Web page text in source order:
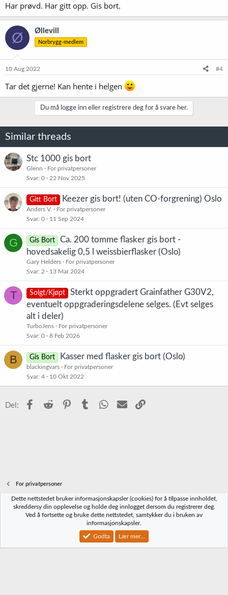
Har prøvd. Har gitt opp. Gis bort.
Ø Øllevill
Norbrygg-medlem
10 Aug 2022 #4
Tar det gjerne! Kan hente i helgen
Du må logge inn eller registrere deg for å svare her.
Similar threads
Stc 1000 gis bort
Glenn
For privatpersoner
Svar 0 22 Nov 2025
Gitt Bort Keezer gis bort! (uten CO-forgrening) Oslo
Anders V.
For privatpersoner
Svar 0 11 Sep 2024
G Gis Bort
Ca. 200 tomme flasker gis bort -
hovedsakelig 0,5 l weissbierflasker (Oslo)
Gary Helders
For privatpersoner
Svar 2 13 Mar 2024
T Solgt/Kjøpt
Sterkt oppgradert Grainfather G30V2,
eventuelt oppgraderingsdelene selges. (Evt selges
alt i deler)
TurboJens
For privatpersoner
Svar 0 8 Feb 2026
B Gis Bort Kasser med flasker gis bort (Oslo)
blackingvars
For privatpersoner
Svar 4 10 Okt 2022
Del: Facebook
Reddit PinterestTumblr WhatsApp
E-post
For privatpersoner
Norbrygg-default
Vilkår og regler Personvernregler
Community platform by XenForo® © 2010-2023 XenForo Ltd.
Dette nettstedet bruker informasjonskapsler (cookies) for å tilpasse innholdet,
skreddersy din opplevelse og holde deg innlogget dersom du registrerer deg.
Ved å fortsette og bruke dette nettstedet, samtykker du i bruken av
informasjonskapsler.
Godta Lær mer...